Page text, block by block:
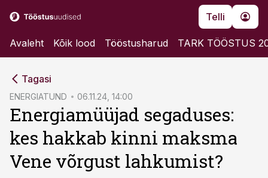
Telli
Avaleht Kõik lood Tööstusharud TARK TÖÖSTUS
Tagasi
ENERGIATUND 06.11.24, 14:00
Energiamüüjad segaduses:
kes hakkab kinni maksma
Vene võrgust lahkumist?